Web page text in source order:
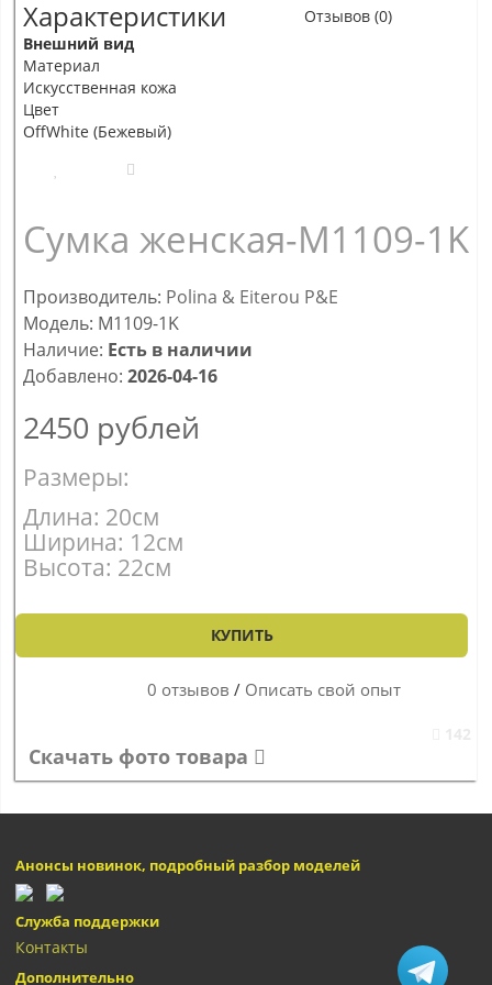
Характеристики
Отзывов (0)
Внешний вид
Материал
Искусственная кожа
Цвет
OffWhite (Бежевый)
Сумка женская-M1109-1K
Производитель: Polina & Eiterou P&E
Модель: M1109-1K
Наличие: Есть в наличии
Добавлено: 2026-04-16
2450 рублей
Размеры:
Длина: 20см
Ширина: 12см
Высота: 22см
КУПИТЬ
0 отзывов / Описать свой опыт
Скачать фото товара
Анонсы новинок, подробный разбор моделей
Служба поддержки
Контакты
Дополнительно